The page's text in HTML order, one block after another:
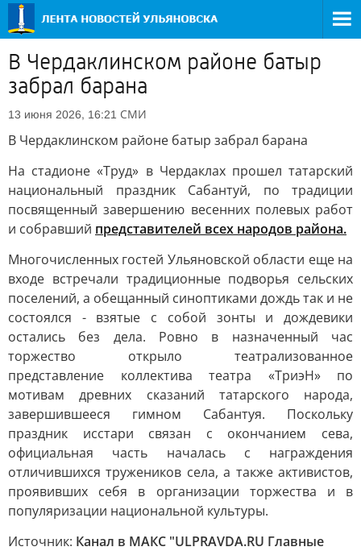
В Чердаклинском районе батыр
забрал барана
13 июня 2026, 16:21 СМИ
В Чердаклинском районе батыр забрал барана
На стадионе «Труд» в Чердаклах прошел татарский
национальный праздник Сабантуй, по традиции
посвященный завершению весенних полевых работ
и собравший представителей всех народов района.
Многочисленных гостей Ульяновской области еще на
входе встречали традиционные подворья сельских
поселений, а обещанный синоптиками дождь так и не
состоялся - взятые с собой зонты и дождевики
остались без дела. Ровно в назначенный час
торжество открыло театрализованное
представление коллектива театра «ТриэН» по
мотивам древних сказаний татарского народа,
завершившееся гимном Сабантуя. Поскольку
праздник исстари связан с окончанием сева,
официальная часть началась с награждения
отличившихся тружеников села, а также активистов,
проявивших себя в организации торжества и в
популяризации национальной культуры.
Источник: Канал в МАКС "ULPRAVDA.RU Главные